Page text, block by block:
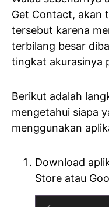
Get Contact, akan
tersebut karena
terbilang besar
tingkat akurasinya
Berikut adalah
mengetahui siapa
menggunakan
Download
Store atau